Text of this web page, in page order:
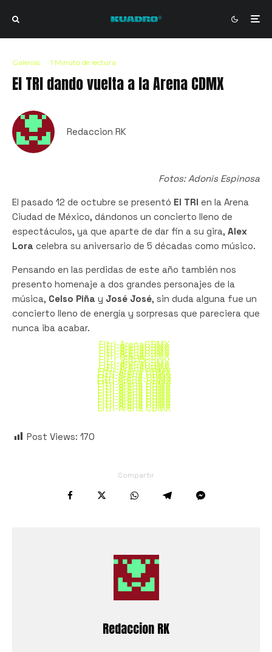
Galerías · 1 Minuto de lectura
El TRI dando vuelta a la Arena CDMX
Redaccion RK
Fotos: Adonis Espinosa
El pasado 12 de octubre se presentó El TRI en la Arena
Ciudad de México, dándonos un concierto lleno de
espectáculos, ya que aparte de dar fin a su gira, Alex
Lora celebra su aniversario de 5 décadas como músico.
Pensando en las perdidas de este año también nos
presento homenaje a dos grandes personajes de la
música, Celso Piña y José José, sin duda alguna fue un
concierto lleno de energía y sorpresas que pareciera que
nunca iba acabar.
Eltri-ArenaCDMX
Eltri-ArenaCDMX
Eltri-ArenaCDMX
Eltri-ArenaCDMX
Eltri-ArenaCDMX
Eltri5
Eltri-ArenaCDMX
Eltri-ArenaCDMX
Eltri-ArenaCDMX
Eltri-Arena CDMX
Eltri-Arena CDMX
Eltri-Arena-CDMX
Eltri-Arena-CDMX
Eltri-Arena CDMX
Eltri-Arena CDMX
Eltri-Arena CDMX
Eltri-Arena CDMX
Eltri-Arena CDMX
Eltri-Arena CDMX
Eltri-Arena CDMX
Eltri-Arena CDMX
Eltri-Arena CDMX
Post Views: 170
Compartir
Redaccion RK